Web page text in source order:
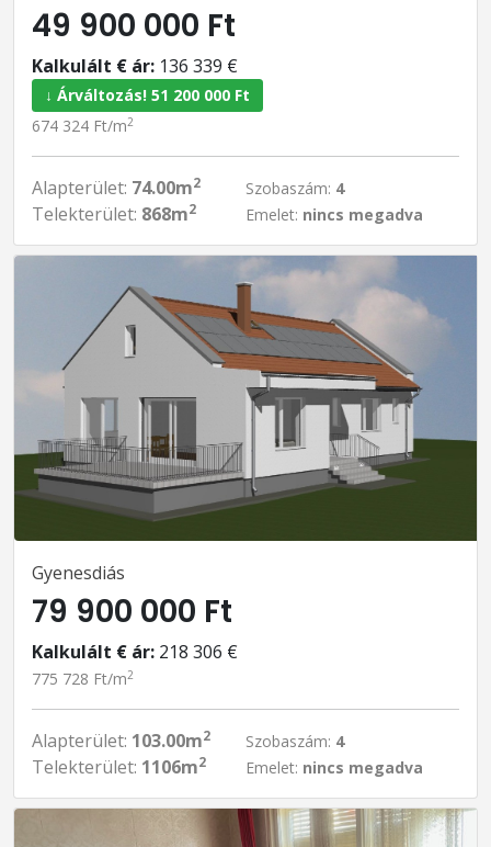
49 900 000 Ft
Kalkulált € ár: 136 339 €
↓ Árváltozás! 51 200 000 Ft
674 324 Ft/m2
Alapterület: 74.00m2
Telekterület: 868m2
Szobaszám: 4
Emelet: nincs megadva
Gyenesdiás
79 900 000 Ft
Kalkulált € ár: 218 306 €
775 728 Ft/m2
Alapterület: 103.00m2
Telekterület: 1106m2
Szobaszám: 4
Emelet: nincs megadva